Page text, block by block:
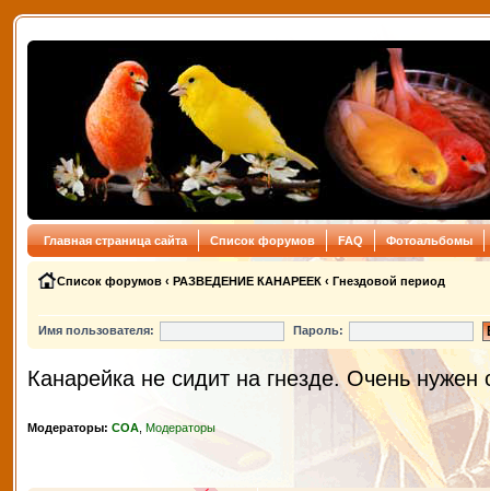
Главная страница сайта Список форумов FAQ Фотоальбомы
Список форумов ‹ РАЗВЕДЕНИЕ КАНАРЕЕК ‹ Гнездовой период
Имя пользователя: Пароль:
Канарейка не сидит на гнезде. Очень нужен
Модераторы: СОА, Модераторы